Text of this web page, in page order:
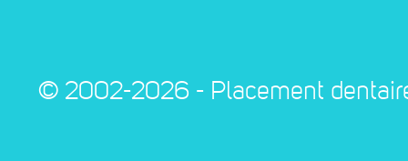
© 2002-2026 - Placement